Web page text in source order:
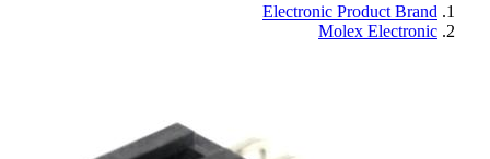
Electronic Product Brand
Molex Electronic